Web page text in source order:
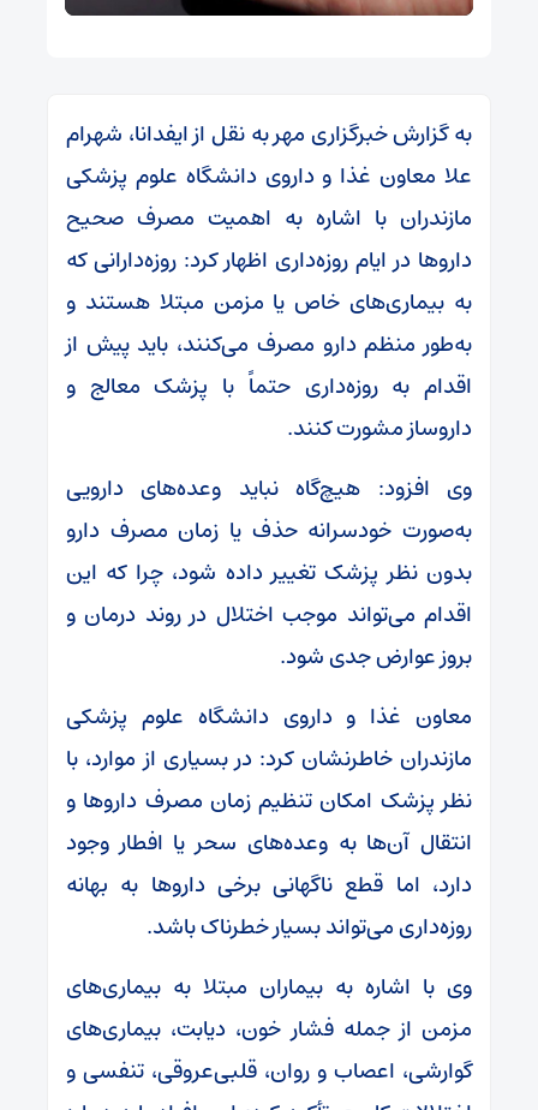
به گزارش خبرگزاری مهر به نقل از ایفدانا، شهرام
علا معاون غذا و داروی دانشگاه علوم پزشکی
مازندران با اشاره به اهمیت مصرف صحیح
داروها در ایام روزه‌داری اظهار کرد: روزه‌دارانی که
به بیماری‌های خاص یا مزمن مبتلا هستند و
به‌طور منظم دارو مصرف می‌کنند، باید پیش از
اقدام به روزه‌داری حتماً با پزشک معالج و
داروساز مشورت کنند.
وی افزود: هیچ‌گاه نباید وعده‌های دارویی
به‌صورت خودسرانه حذف یا زمان مصرف دارو
بدون نظر پزشک تغییر داده شود، چرا که این
اقدام می‌تواند موجب اختلال در روند درمان و
بروز عوارض جدی شود.
معاون غذا و داروی دانشگاه علوم پزشکی
مازندران خاطرنشان کرد: در بسیاری از موارد، با
نظر پزشک امکان تنظیم زمان مصرف داروها و
انتقال آن‌ها به وعده‌های سحر یا افطار وجود
دارد، اما قطع ناگهانی برخی داروها به بهانه
روزه‌داری می‌تواند بسیار خطرناک باشد.
وی با اشاره به بیماران مبتلا به بیماری‌های
مزمن از جمله فشار خون، دیابت، بیماری‌های
گوارشی، اعصاب و روان، قلبی‌عروقی، تنفسی و